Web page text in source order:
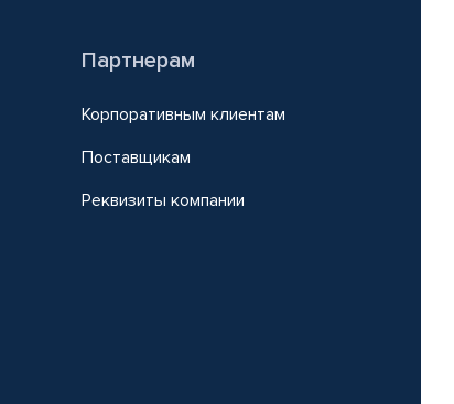
Партнерам
Корпоративным клиентам
Поставщикам
Реквизиты компании